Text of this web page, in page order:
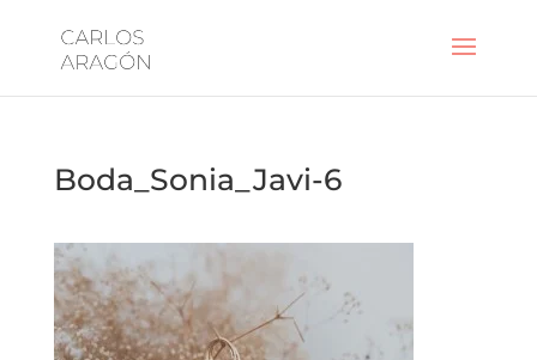
Boda_Sonia_Javi-6